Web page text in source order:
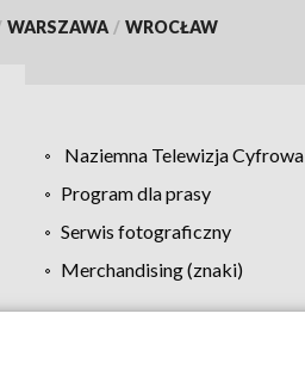
WARSZAWA / WROCŁAW
Naziemna Telewizja Cyfrowa
Program dla prasy
Serwis fotograficzny
Merchandising (znaki)